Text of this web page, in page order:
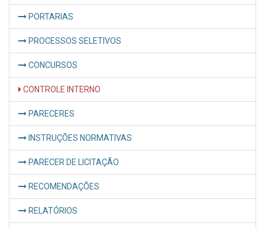
PORTARIAS
PROCESSOS SELETIVOS
CONCURSOS
CONTROLE INTERNO
PARECERES
INSTRUÇÕES NORMATIVAS
PARECER DE LICITAÇÃO
RECOMENDAÇÕES
RELATÓRIOS